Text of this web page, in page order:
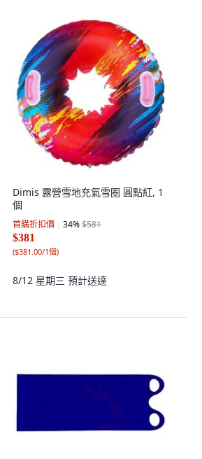
Dimis 露營雪地充氣雪圈 圓點紅, 1
個
首購折扣價 34%$581
$381
($381.00/1個)
8/12 星期三 預計送達